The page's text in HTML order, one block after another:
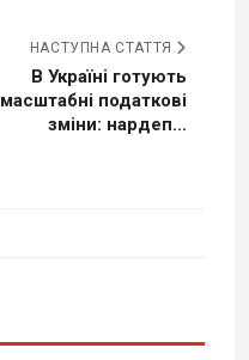
НАСТУПНА СТАТТЯ
В Україні готують
масштабні податкові
зміни: нардеп...